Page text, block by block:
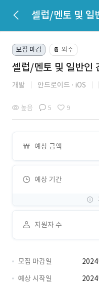
셀럽/멘토 및 일
모집 마감 📔 외주
셀럽/멘토 및 일반인
개발 안드로이드 iOS
높음 5 9
예상 금액
예상 기간
지원자 수
모집 마감일
2024
예상 시작일
2024